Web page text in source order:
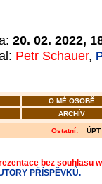
20. 02. 2022,
Petr Schauer,
O MÉ OSOBĚ
ARCHÍV
Ostatní: ÚPT
bez souhlasu
PŘÍSPĚVKŮ.